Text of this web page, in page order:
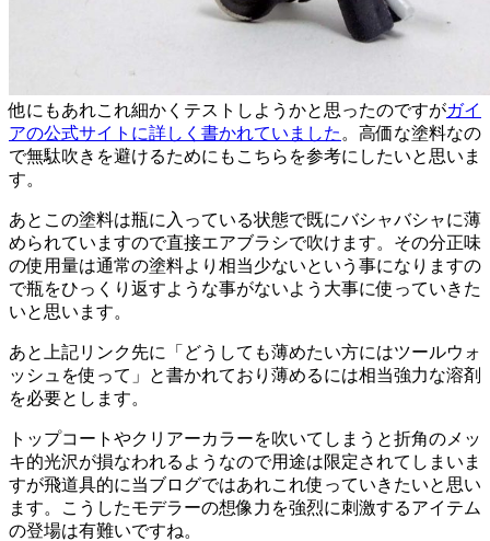
他にもあれこれ細かくテストしようかと思ったのですがガイ
アの公式サイトに詳しく書かれていました 。高価な塗料なの
で無駄吹きを避けるためにもこちらを参考にしたいと思いま
す。
あとこの塗料は瓶に入っている状態で既にバシャバシャに薄
められていますので直接エアブラシで吹けます。その分正味
の使用量は通常の塗料より相当少ないという事になりますの
で瓶をひっくり返すような事がないよう大事に使っていきた
いと思います。
あと上記リンク先に「どうしても薄めたい方にはツールウォ
ッシュを使って」と書かれており薄めるには相当強力な溶剤
を必要とします。
トップコートやクリアーカラーを吹いてしまうと折角のメッ
キ的光沢が損なわれるようなので用途は限定されてしまいま
すが飛道具的に当ブログではあれこれ使っていきたいと思い
ます。こうしたモデラーの想像力を強烈に刺激するアイテム
の登場は有難いですね。